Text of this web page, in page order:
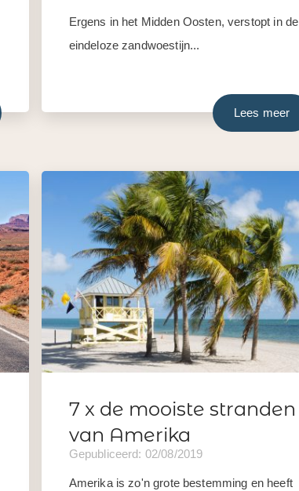
Ergens in het Midden Oosten, verstopt in de
eindeloze zandwoestijn...
Lees meer
7 x de mooiste stranden
van Amerika
Gepubliceerd: 02/08/2019
Amerika is zo'n grote bestemming en heeft